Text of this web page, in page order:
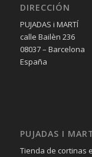
DIRECCIÓN
PUJADAS i MARTÍ
calle Bailèn 236
08037 – Barcelona
España
PUJADAS I
Tienda de cortinas